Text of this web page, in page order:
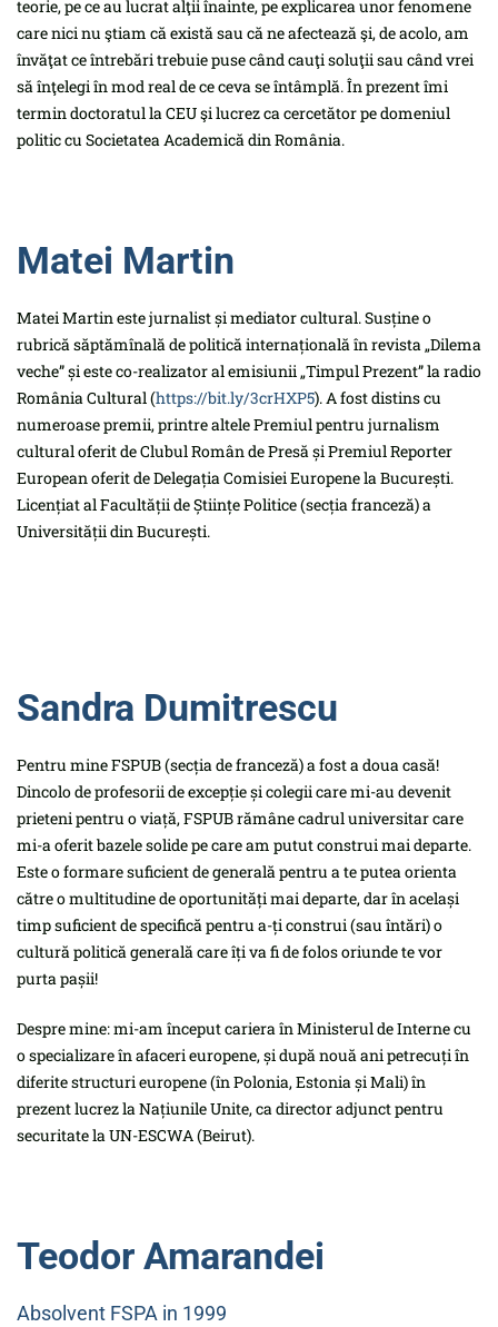
teorie, pe ce au lucrat alţii înainte, pe explicarea unor fenomene
care nici nu ştiam că există sau că ne afectează şi, de acolo, am
învăţat ce întrebări trebuie puse când cauţi soluţii sau când vrei
să înţelegi în mod real de ce ceva se întâmplă. În prezent îmi
termin doctoratul la CEU şi lucrez ca cercetător pe domeniul
politic cu Societatea Academică din România.
Matei Martin
Matei Martin este jurnalist și mediator cultural. Susține o
rubrică săptămînală de politică internațională în revista „Dilema
veche” și este co-realizator al emisiunii „Timpul Prezent” la radio
România Cultural (https://bit.ly/3crHXP5). A fost distins cu
numeroase premii, printre altele Premiul pentru jurnalism
cultural oferit de Clubul Român de Presă și Premiul Reporter
European oferit de Delegația Comisiei Europene la București.
Licențiat al Facultății de Științe Politice (secția franceză) a
Universității din București.
Sandra Dumitrescu
Pentru mine FSPUB (secția de franceză) a fost a doua casă!
Dincolo de profesorii de excepție și colegii care mi-au devenit
prieteni pentru o viață, FSPUB rămâne cadrul universitar care
mi-a oferit bazele solide pe care am putut construi mai departe.
Este o formare suficient de generală pentru a te putea orienta
către o multitudine de oportunități mai departe, dar în același
timp suficient de specifică pentru a-ți construi (sau întări) o
cultură politică generală care îți va fi de folos oriunde te vor
purta pașii!
Despre mine: mi-am început cariera în Ministerul de Interne cu
o specializare în afaceri europene, și după nouă ani petrecuți în
diferite structuri europene (în Polonia, Estonia și Mali) în
prezent lucrez la Națiunile Unite, ca director adjunct pentru
securitate la UN-ESCWA (Beirut).
Teodor Amarandei
Absolvent FSPA in 1999